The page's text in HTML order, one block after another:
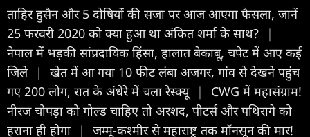
ताहिर हुसैन और 5 दोषियों की सजा पर आज आएगा फैसला, जानें
25 फरवरी 2020 को क्या हुआ था अंकित शर्मा के साथ?
|
नेपाल में भड़की सांप्रदायिक हिंसा, हालात बेकाबू, चपेट में आए कई
जिले |
खेत में आ गया 10 फीट लंबा अजगर, गांव से देखने पहुंच
गए 200 लोग, रात के अंधेरे में चला रेस्क्यू |
CWG में महासंग्राम!
नीरज चोपड़ा को गोल्ड चाहिए तो अरशद, पीटर्स और पथिरागे को
हराना ही होगा
|
जम्मू-कश्मीर से महाराष्ट्र तक मॉनसून की मार!